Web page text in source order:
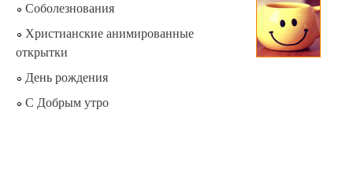
Соболезнования
Христианские анимированные
открытки
День рождения
С Добрым утро